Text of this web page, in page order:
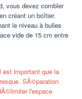
vous devez combler
créant un boîtier.
le niveau à bulles
vide de 15 cm entre